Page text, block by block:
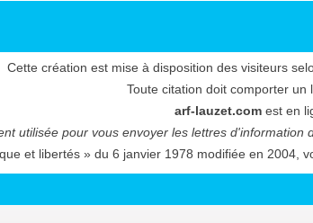
Cette création est mise à disposition des visiteurs
Toute citation doit comporter un
arf-lauzet.com est en
utilisée pour vous envoyer les lettres d'information
et libertés » du 6 janvier 1978 modifiée en 2004,